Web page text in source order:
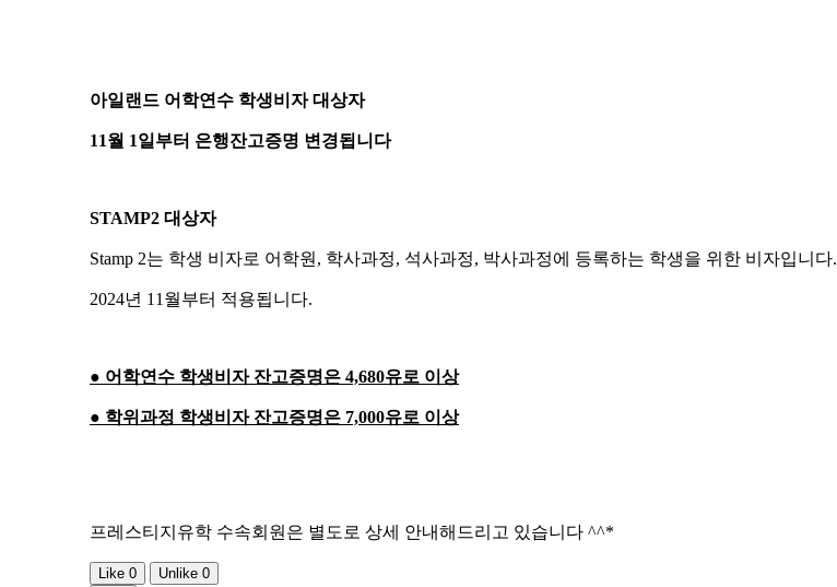
아일랜드 어학연수 학생비자 대상자
11월 1일부터 은행잔고증명 변경됩니다
STAMP2 대상자
Stamp 2는 학생 비자로 어학원, 학사과정, 석사과정, 박사과정에 등록하는 학생을 위한 비자입니다.
2024년 11월부터 적용됩니다.
● 어학연수 학생비자 잔고증명은 4,680유로 이상
● 학위과정 학생비자 잔고증명은 7,000유로 이상
프레스티지유학 수속회원은 별도로 상세 안내해드리고 있습니다 ^^*
Like 0 Unlike 0